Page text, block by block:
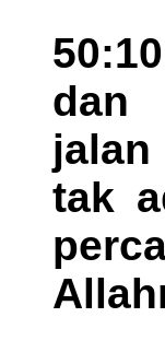
dan
tak